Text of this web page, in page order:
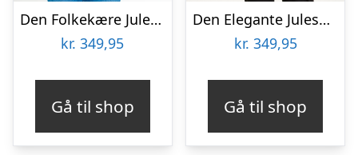
Den Folkekære Julesweater – herre / mænd.
kr. 349,95
Gå til shop
Den Elegante Julesweater Blå – herre / mænd.
kr. 349,95
Gå til shop